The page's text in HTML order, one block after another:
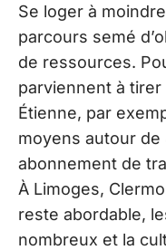
Se loger à
parcours semé
de ressources.
parviennent à
Étienne, par
moyens autour de
abonnement de
À Limoges,
reste abordable,
nombreux et la